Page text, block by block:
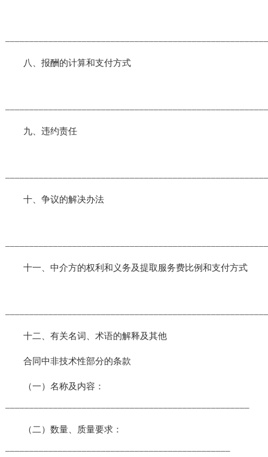
八、报酬的计算和支付方式
九、违约责任
十、争议的解决办法
十一、中介方的权利和义务及提取服务费比例和支付方式
十二、有关名词、术语的解释及其他
合同中非技术性部分的条款
（一）名称及内容：
（二）数量、质量要求：